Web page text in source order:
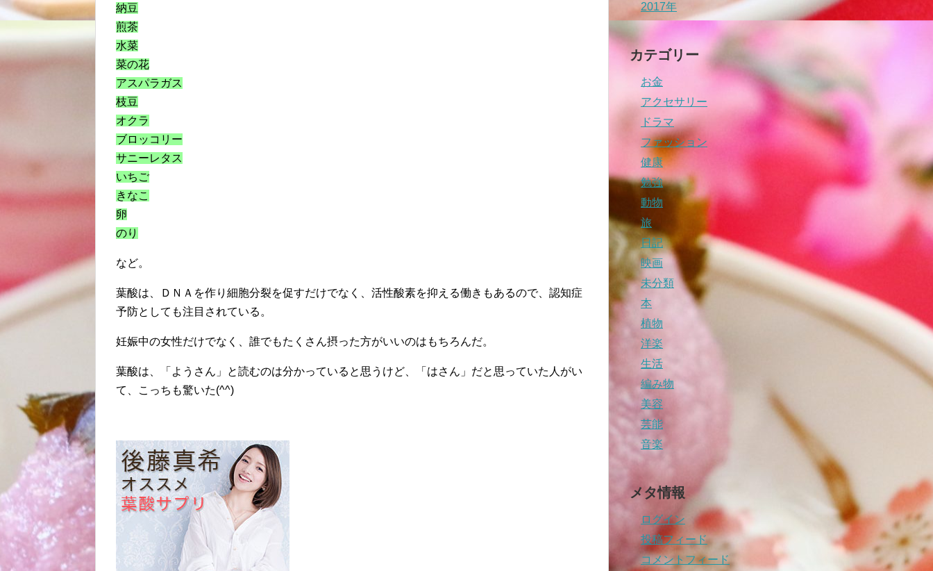
納豆
煎茶
水菜
菜の花
アスパラガス
枝豆
オクラ
ブロッコリー
サニーレタス
いちご
きなこ
卵
のり
など。
葉酸は、ＤＮＡを作り細胞分裂を促すだけでなく、活性酸素を抑える働きもあるので、認知症
予防としても注目されている。
妊娠中の女性だけでなく、誰でもたくさん摂った方がいいのはもちろんだ。
葉酸は、「ようさん」と読むのは分かっていると思うけど、「はさん」だと思っていた人がい
て、こっちも驚いた(^^)
2017年
カテゴリー
お金
アクセサリー
ドラマ
ファッション
健康
勉強
動物
旅
日記
映画
未分類
本
植物
洋楽
生活
編み物
美容
芸能
音楽
メタ情報
ログイン
投稿フィード
コメントフィード